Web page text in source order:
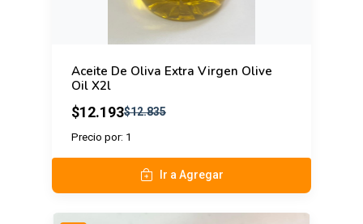
Aceite De Oliva Extra Virgen Olive
Oil X2l
$12.193$12.835
Precio por: 1
Ir a Agregar